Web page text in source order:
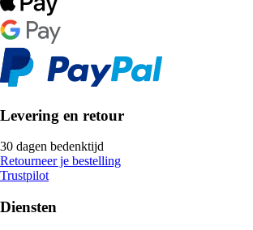
Levering en retour
30 dagen bedenktijd
Retourneer je bestelling
Trustpilot
Diensten